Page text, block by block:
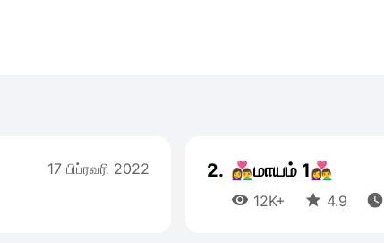
17 பிப்ரவரி 2022 2. 👩‍❤️‍👨மாயம் 1👩‍❤️‍👨
 12K+  4.9 